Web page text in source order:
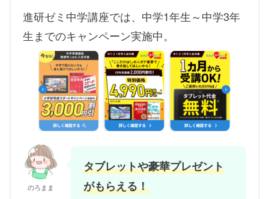
進研ゼミ中学講座では、中学1年生～中学3年
生までのキャンペーン実施中。
のろまま
タブレットや豪華プレゼント
がもらえる！